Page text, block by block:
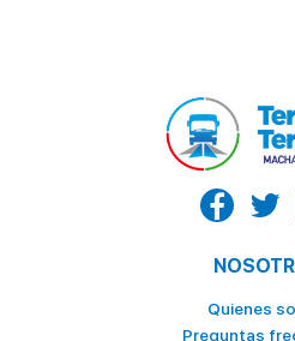
Quienes
Preguntas